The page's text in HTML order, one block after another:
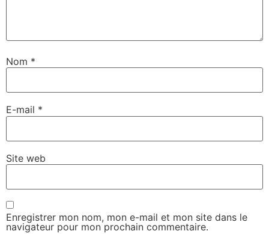
Nom *
E-mail *
Site web
Enregistrer mon nom, mon e-mail et mon site dans le
navigateur pour mon prochain commentaire.